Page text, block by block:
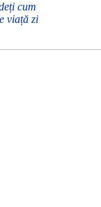
cum
viață zi